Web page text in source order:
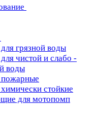
грязной воды
чистой и слабо -
воды
стойкие
для мотопомп